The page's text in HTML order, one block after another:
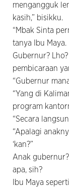
mengangguk
kasih,” bisikku.
“Mbak Sinta
tanya Ibu Maya.
Gubernur?
pembicaraan
“Gubernur
“Yang di
program
“Secara
“Apalagi
‘kan?”
Anak
apa, sih?
Ibu Maya